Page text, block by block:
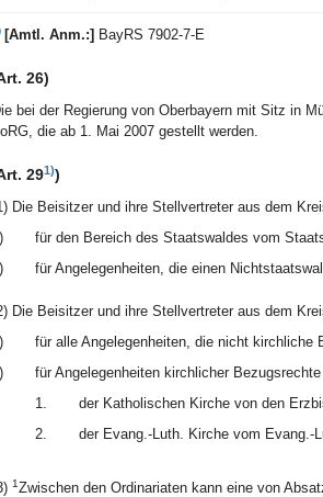
[Amtl. Anm.:] BayRS 7902-7-E
26)
bei der Regierung von Oberbayern mit Sitz in
die ab 1. Mai 2007 gestellt werden.
291))
Die Beisitzer und ihre Stellvertreter aus dem
für den Bereich des Staatswaldes vom
für Angelegenheiten, die einen
Die Beisitzer und ihre Stellvertreter aus dem
für alle Angelegenheiten, die nicht kirchliche
für Angelegenheiten kirchlicher Bezugsrechte
1.
der Katholischen Kirche von den
2.
der Evang.-Luth. Kirche vom Evang.-
1Zwischen den Ordinariaten kann eine von